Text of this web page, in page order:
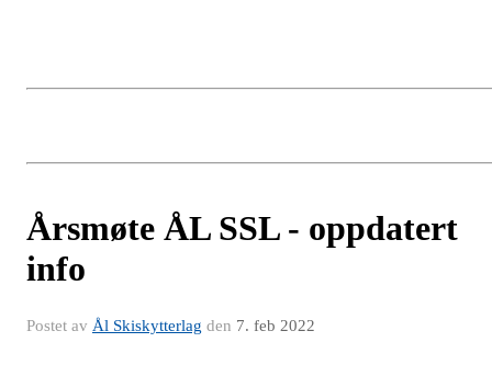
Årsmøte ÅL SSL - oppdatert
info
Postet av Ål Skiskytterlag den 7. feb 2022